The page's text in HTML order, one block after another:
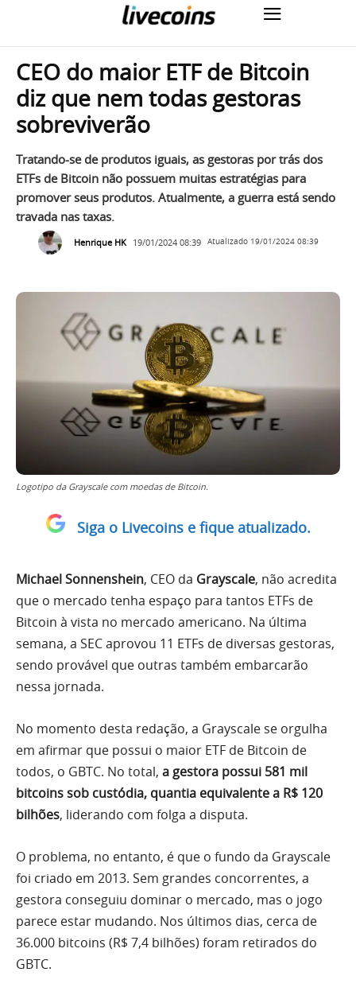
CEO do maior ETF de Bitcoin
diz que nem todas gestoras
sobreviverão
Tratando-se de produtos iguais, as gestoras por trás dos
ETFs de Bitcoin não possuem muitas estratégias para
promover seus produtos. Atualmente, a guerra está sendo
travada nas taxas.
Henrique HK 19/01/2024 08:39 Atualizado 19/01/2024 08:39
Logotipo da Grayscale com moedas de Bitcoin.
Siga o Livecoins e fique atualizado.
Michael Sonnenshein, CEO da Grayscale, não acredita
que o mercado tenha espaço para tantos ETFs de
Bitcoin à vista no mercado americano. Na última
semana, a SEC aprovou 11 ETFs de diversas gestoras,
sendo provável que outras também embarcarão
nessa jornada.
No momento desta redação, a Grayscale se orgulha
em afirmar que possui o maior ETF de Bitcoin de
todos, o GBTC. No total, a gestora possui 581 mil
bitcoins sob custódia, quantia equivalente a R$ 120
bilhões, liderando com folga a disputa.
O problema, no entanto, é que o fundo da Grayscale
foi criado em 2013. Sem grandes concorrentes, a
gestora conseguiu dominar o mercado, mas o jogo
parece estar mudando. Nos últimos dias, cerca de
36.000 bitcoins (R$ 7,4 bilhões) foram retirados do
GBTC.